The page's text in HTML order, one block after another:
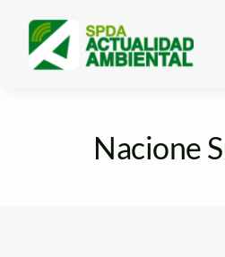
content
Nacione